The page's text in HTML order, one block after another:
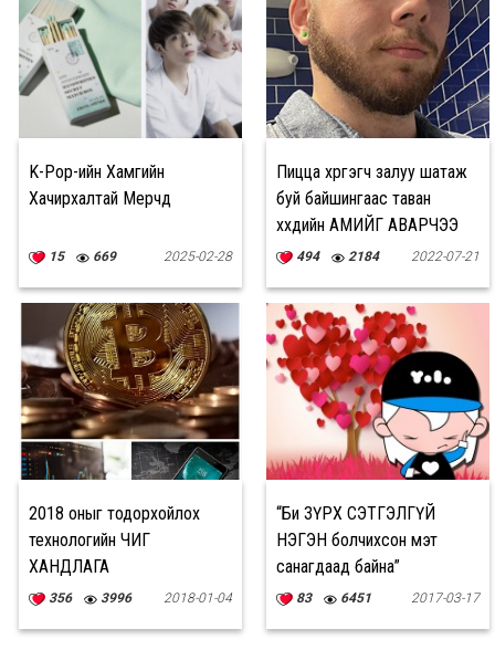
K-Pop-ийн Хамгийн
Хачирхалтай Мерчүүд
15 669 2025-02-28
Пицца хүргэгч залуу шатаж
буй байшингаас таван
хүүхдийн АМИЙГ АВАРЧЭЭ
494 2184 2022-07-21
2018 оныг тодорхойлох
технологийн ЧИГ
ХАНДЛАГА
356 3996 2018-01-04
“Би ЗҮРХ СЭТГЭЛГҮЙ
НЭГЭН болчихсон мэт
санагдаад байна”
83 6451 2017-03-17